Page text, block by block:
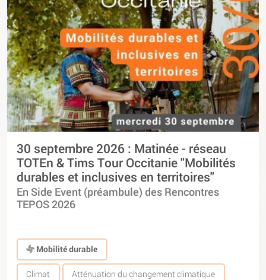
30 septembre 2026 : Matinée - réseau
TOTEn & Tims Tour Occitanie "Mobilités
durables et inclusives en territoires"
En Side Event (préambule) des Rencontres
TEPOS 2026
Mobilité durable
Climat Atténuation du changement climatique